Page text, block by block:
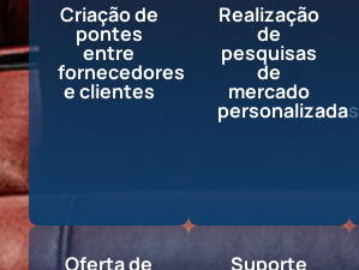
Criação de
pontes
entre
fornecedores
e clientes​
Realização
de
pesquisas
de
mercado
personalizadas
Oferta de Suporte